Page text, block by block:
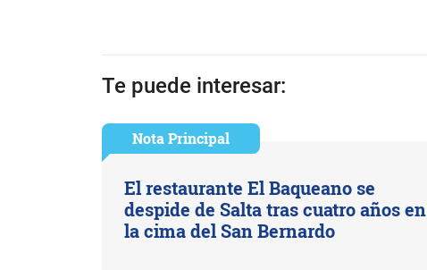
Te puede interesar:
Nota Principal
El restaurante El Baqueano se
despide de Salta tras cuatro años en
la cima del San Bernardo